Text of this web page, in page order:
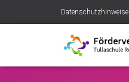
Datenschutzhinweise